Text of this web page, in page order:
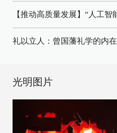
【推动高质量发展】“人工
礼以立人：曾国藩礼学的内
光明图片